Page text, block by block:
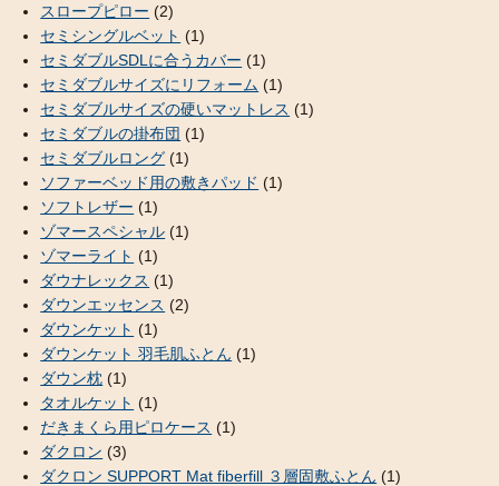
スロープピロー (2)
セミシングルベット (1)
セミダブルSDLに合うカバー (1)
セミダブルサイズにリフォーム (1)
セミダブルサイズの硬いマットレス (1)
セミダブルの掛布団 (1)
セミダブルロング (1)
ソファーベッド用の敷きパッド (1)
ソフトレザー (1)
ゾマースペシャル (1)
ゾマーライト (1)
ダウナレックス (1)
ダウンエッセンス (2)
ダウンケット (1)
ダウンケット 羽毛肌ふとん (1)
ダウン枕 (1)
タオルケット (1)
だきまくら用ピロケース (1)
ダクロン (3)
ダクロン SUPPORT Mat fiberfill ３層固敷ふとん (1)